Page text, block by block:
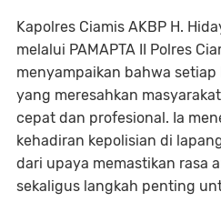
Kapolres Ciamis AKBP H.
melalui PAMAPTA II Polres
menyampaikan bahwa
yang meresahkan
cepat dan profesional. Ia
kehadiran kepolisian di
dari upaya memastikan rasa
sekaligus langkah penting